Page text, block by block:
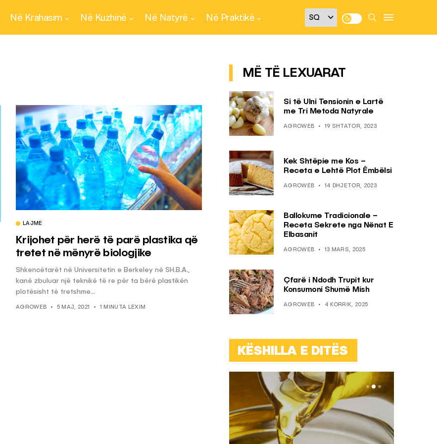
Në Krahasim Në Kuzhinë Në Natyrë Në Praktikë
LAJME
Krijohet për herë të parë plastika që
tretet në mënyrë biologjike
Shkencëtarët në Universitetin e Berkeley në SH.B.A.,
kanë zbuluar një teknikë të re për ta bërë plastikën
plotësisht të tretshme...
AGROWEB 5 MAJ, 2021 1 MINUTA LEXIM
MË TË LEXUARAT
Si të Ulni Tensionin e Lartë
me Tri Metoda Natyrale
AGROWEB 19 SHTATOR, 2023
Kek Shtëpie me Kos –
Receta e Lehtë Plot Ëmbëlsi
AGROWEB 14 DHJETOR, 2023
Ballokume Tradicionale –
Receta Sekrete nga Nënat E
Elbasanit
AGROWEB 13 MARS, 2025
Çfarë i Ndodh Trupit kur
Konsumoni Shumë Mish
AGROWEB 4 KORRIK, 2025
KËSHILLA E DITËS